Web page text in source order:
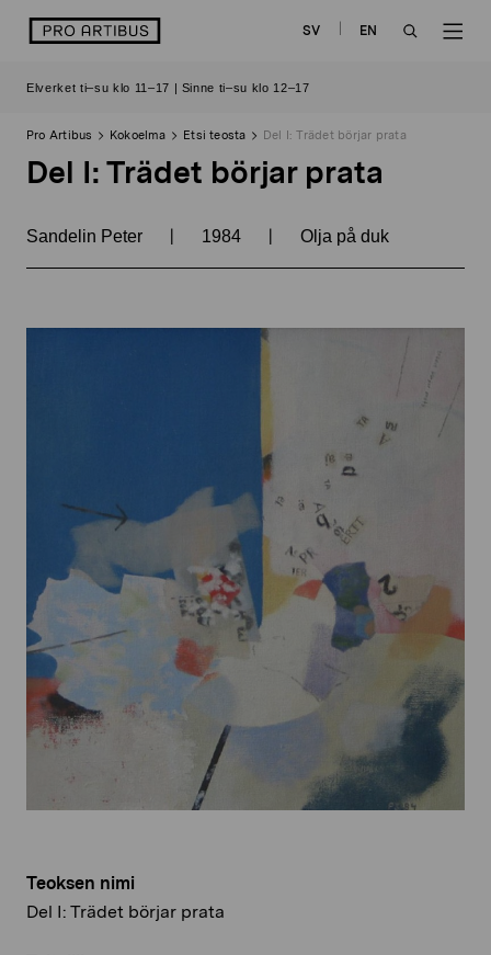
sisältöön
logo SV
EN
Elverket ti–su klo 11–17 | Sinne ti–su klo 12–17
Pro Artibus Kokoelma Etsi teosta Del I: Trädet börjar prata
Del I: Trädet börjar prata
Sandelin Peter | 1984 | Olja på duk
Teoksen nimi
Del I: Trädet börjar prata